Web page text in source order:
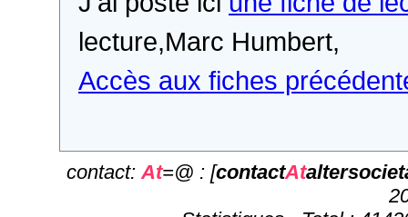
lecture,Marc Humbert,
Accès aux fiches
contact:At=@ : [contactAt